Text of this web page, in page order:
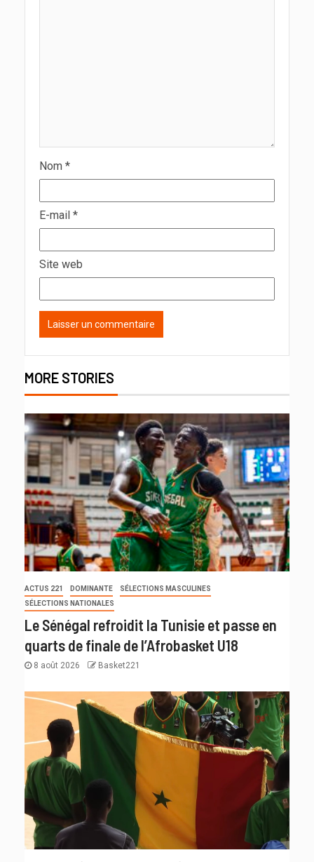
Nom *
E-mail *
Site web
MORE STORIES
ACTUS 221 DOMINANTE
SÉLECTIONS MASCULINES
SÉLECTIONS NATIONALES
Le Sénégal refroidit la Tunisie et passe en
quarts de finale de l’Afrobasket U18
8 août 2026 Basket221